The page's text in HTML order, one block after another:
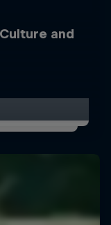
and